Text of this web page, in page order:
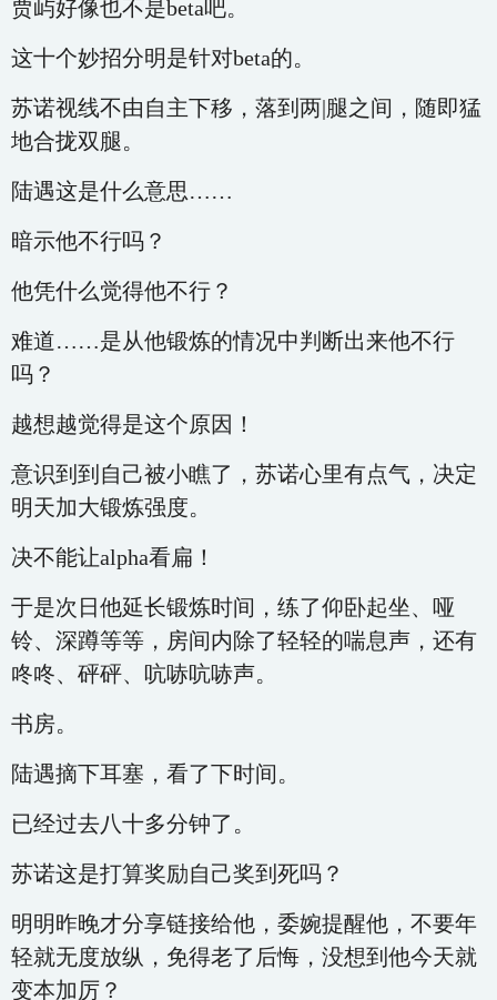
贾屿好像也不是beta吧。
这十个妙招分明是针对beta的。
苏诺视线不由自主下移，落到两|腿之间，随即猛
地合拢双腿。
陆遇这是什么意思……
暗示他不行吗？
他凭什么觉得他不行？
难道……是从他锻炼的情况中判断出来他不行
吗？
越想越觉得是这个原因！
意识到到自己被小瞧了，苏诺心里有点气，决定
明天加大锻炼强度。
决不能让alpha看扁！
于是次日他延长锻炼时间，练了仰卧起坐、哑
铃、深蹲等等，房间内除了轻轻的喘息声，还有
咚咚、砰砰、吭哧吭哧声。
书房。
陆遇摘下耳塞，看了下时间。
已经过去八十多分钟了。
苏诺这是打算奖励自己奖到死吗？
明明昨晚才分享链接给他，委婉提醒他，不要年
轻就无度放纵，免得老了后悔，没想到他今天就
变本加厉？